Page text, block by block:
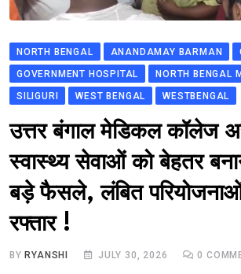
NORTH BENGAL ANANDAMAY BARMAN
GOVERNMENT HOSPITAL
NORTH BENGAL
SILIGURI
WEST BENGAL WESTBENGAL
उत्तर बंगाल मेडिकल कॉलेज
स्वास्थ्य सेवाओं को बेहतर
बड़े फैसले, लंबित परियोजनाओं
रफ्तार !
BYRYANSHI JULY 30, 2026 0